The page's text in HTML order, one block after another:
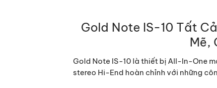
Gold Note IS-10 Tất
Mẽ,
Gold Note IS-10 là thiết bị All-In-One
stereo Hi-End hoàn chỉnh với những